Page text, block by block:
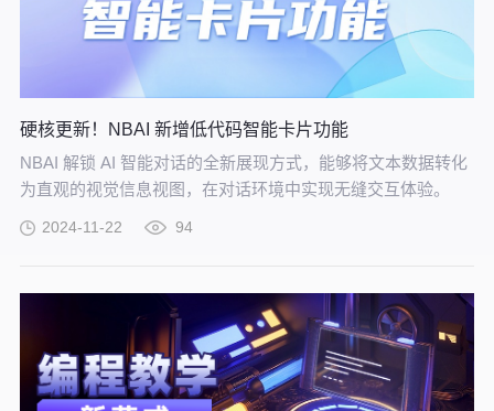
硬核更新！NBAI 新增低代码智能卡片功能
NBAI 解锁 AI 智能对话的全新展现方式，能够将文本数据转化
为直观的视觉信息视图，在对话环境中实现无缝交互体验。
2024-11-22 94